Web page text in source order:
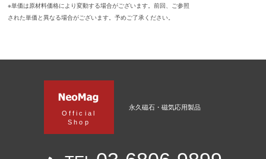
※単価は原材料価格により変動する場合がございます。前回、ご参照
された単価と異なる場合がございます。予めご了承ください。
Official
Shop
永久磁石・磁気応用製品